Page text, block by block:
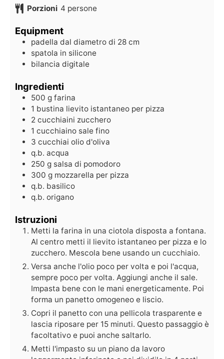
Porzioni 4 persone
Equipment
padella dal diametro di 28 cm
spatola in silicone
bilancia digitale
Ingredienti
500 g farina
1 bustina lievito istantaneo per pizza
2 cucchiaini zucchero
1 cucchiaino sale fino
3 cucchiai olio d'oliva
q.b. acqua
250 g salsa di pomodoro
300 g mozzarella per pizza
q.b. basilico
q.b. origano
Istruzioni
Metti la farina in una ciotola disposta a fontana.
Al centro metti il lievito istantaneo per pizza e lo
zucchero. Mescola bene usando un cucchiaio.
Versa anche l'olio poco per volta e poi l'acqua,
sempre poco per volta. Aggiungi anche il sale.
Impasta bene con le mani energeticamente. Poi
forma un panetto omogeneo e liscio.
Copri il panetto con una pellicola trasparente e
lascia riposare per 15 minuti. Questo passaggio è
facoltativo e puoi anche saltarlo.
Metti l'impasto su un piano da lavoro